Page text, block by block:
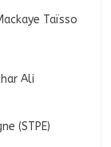
Taïsso
Ali
(STPE)